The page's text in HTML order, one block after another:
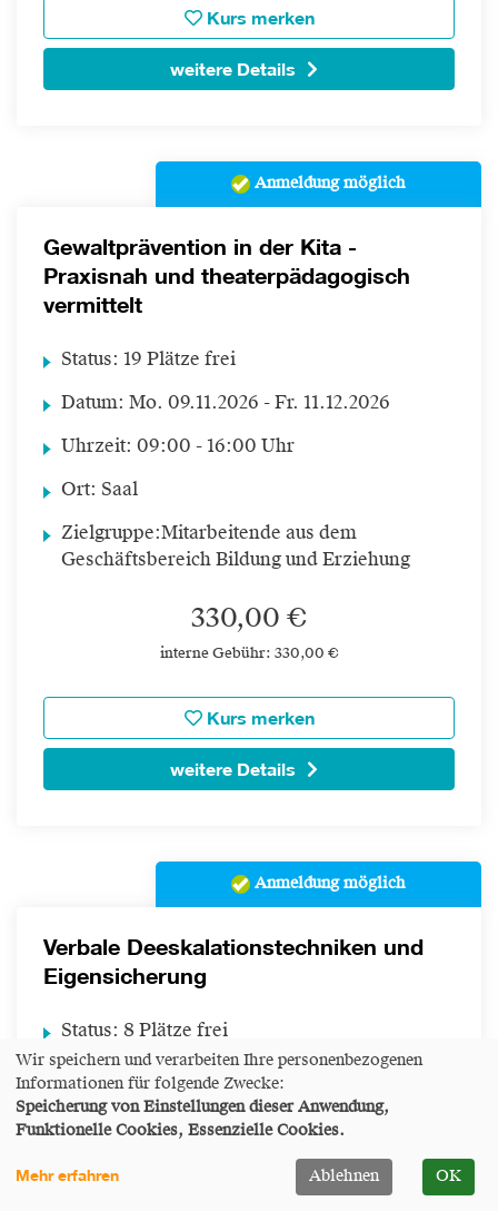
Kurs merken
weitere Details
Anmeldung möglich
Gewaltprävention in der Kita -
Praxisnah und theaterpädagogisch
vermittelt
Status: 19 Plätze frei
Datum: Mo. 09.11.2026 - Fr. 11.12.2026
Uhrzeit: 09:00 - 16:00 Uhr
Ort: Saal
Zielgruppe:Mitarbeitende aus dem
Geschäftsbereich Bildung und Erziehung
330,00 €
interne Gebühr: 330,00 €
Kurs merken
weitere Details
Anmeldung möglich
Verbale Deeskalationstechniken und
Eigensicherung
Status: 8 Plätze frei
Datum: Di. 10.11.2026
Uhrzeit: 09:00 - 16:00 Uhr
Wir speichern und verarbeiten Ihre personenbezogenen
Informationen für folgende Zwecke:
Speicherung von Einstellungen dieser Anwendung,
Funktionelle Cookies, Essenzielle Cookies.
Mehr erfahren Ablehnen OK